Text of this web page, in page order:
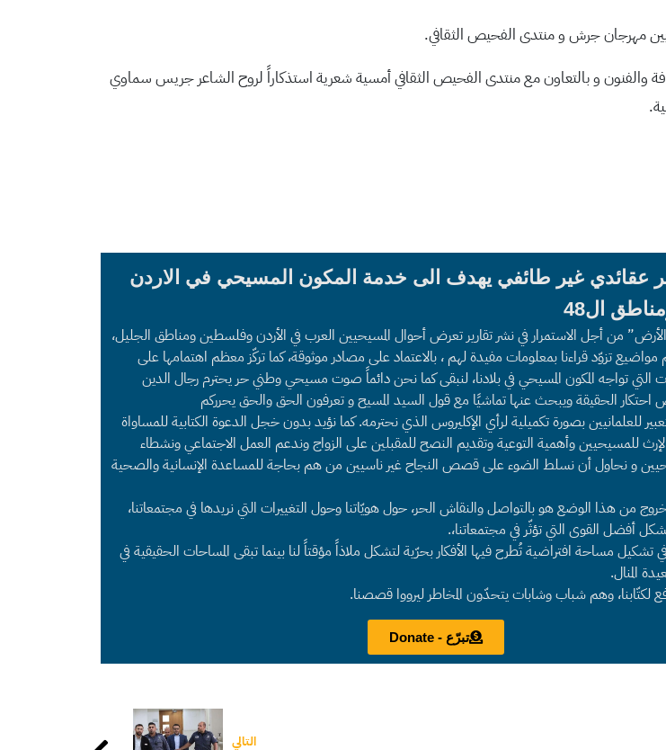
مهرجان جرش و منتدى الفحيص الثقافي.
والفنون و بالتعاون مع منتدى الفحيص الثقافي أمسية شعرية استذكاراً لروح الشاعر جريس سماوي
عقائدي غير طائفي يهدف الى خدمة المكون المسيحي في الاردن
ال48
من أجل الاستمرار في نشر تقارير تعرض أحوال المسيحيين العرب في الأردن وفلسطين ومناطق الجليل،
تزوّد قراءنا بمعلومات مفيدة لهم ، بالاعتماد على مصادر موثوقة، كما تركّز معظم اهتمامها على
التي تواجه المكون المسيحي في بلادنا، لنبقى كما نحن دائماً صوت مسيحي وطني حر يحترم رجال الدين
احتكار الحقيقة ويبحث عنها تماشيًا مع قول السيد المسيح و تعرفون الحق والحق يحرركم
للعلمانيين بصورة تكميلية لرأي الإكليروس الذي نحترمه. كما نؤيد بدون خجل الدعوة الكتابية للمساواة
للمسيحيين وأهمية التوعية وتقديم النصح للمقبلين على الزواج وندعم العمل الاجتماعي ونشطاء
و نحاول أن نسلط الضوء على قصص النجاح غير ناسيين من هم بحاجة للمساعدة الإنسانية والصحية
من هذا الوضع هو بالتواصل والنقاش الحر، حول هويّاتنا وحول التغييرات التي نريدها في مجتمعاتنا،
أفضل القوى التي تؤثّر في مجتمعاتنا،.
مساحة افتراضية تُطرح فيها الأفكار بحرّية لتشكل ملاذاً مؤقتاً لنا بينما تبقى المساحات الحقيقية في
المنال.
لكتّابنا، وهم شباب وشابات يتحدّون المخاطر ليرووا قصصنا.
تبرّع - Donate
التالي